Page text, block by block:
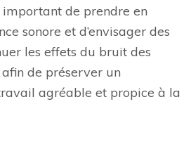
important de prendre en
sonore et d’envisager des
les effets du bruit des
de préserver un
agréable et propice à la